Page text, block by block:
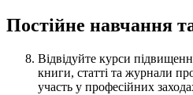
Постійне навчання
Відвідуйте курси
книги, статті та журнали
участь у професійних